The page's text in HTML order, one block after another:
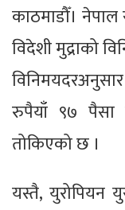
काठमाडौँ।
विदेशी मुद्राको
रुपैयाँ ९७ पैसा
तोकिएको छ ।
यस्तै, युरोपियन